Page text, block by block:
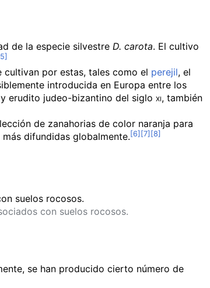
de la especie silvestre D. carota. El cultivo
cultivan por estas, tales como el perejil, el
introducida en Europa entre los
erudito judeo-bizantino del siglo xi, también
de zanahorias de color naranja para
difundidas globalmente.
con suelos rocosos.
se han producido cierto número de